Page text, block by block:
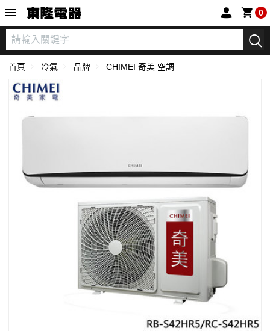
0
首頁 冷氣 品牌 CHIMEI 奇美 空調